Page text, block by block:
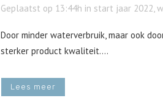
Geplaatst op 13:44h in start jaar 2022,
Door minder waterverbruik, maar ook
sterker product kwaliteit....
Lees meer